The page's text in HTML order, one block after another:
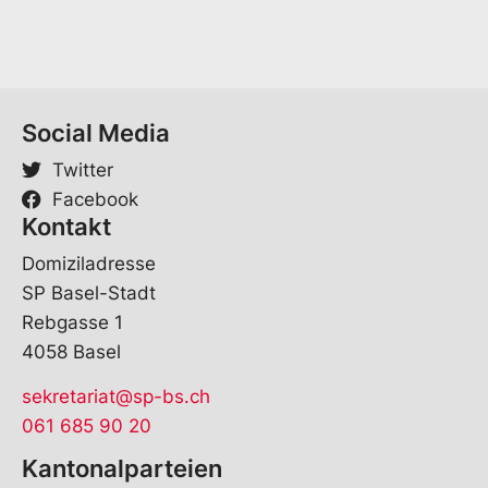
Social Media
Twitter
Facebook
Kontakt
Domiziladresse
SP Basel-Stadt
Rebgasse 1
4058 Basel
sekretariat@sp-bs.ch
061 685 90 20
Kantonalparteien